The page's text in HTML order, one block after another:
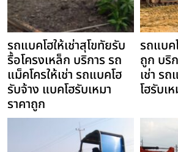
รถแบคโฮให้เช่าสุโขทัยรับ
รื้อโครงเหล็ก บริการ รถ
แม็คโครให้เช่า รถแบคโฮ
รับจ้าง แบคโฮรับเหมา
ราคาถูก
รถแบค
ถูก บริ
เช่า ร
โฮรับเ